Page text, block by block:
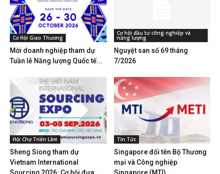
Cơ Hội Giao Thương
Mời doanh nghiệp tham dự
Tuần lễ Năng lượng Quốc tế...
Cơ hội đầu tư công nghiệp và
năng lượng
Nguyệt san số 69 tháng
7/2026
Hội Chợ Triển Lãm
Sheng Siong tham dự
Vietnam International
Sourcing 2026: Cơ hội đưa...
Tin Tức
Singapore đổi tên Bộ Thương
mại và Công nghiệp
Singapore (MTI)...